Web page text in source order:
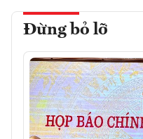
Đừng bỏ lỡ